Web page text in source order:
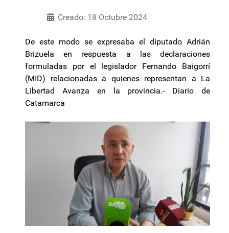
Creado: 18 Octubre 2024
De este modo se expresaba el diputado Adrián
Brizuela en respuesta a las declaraciones
formuladas por el legislador Fernando Baigorrí
(MID) relacionadas a quienes representan a La
Libertad Avanza en la provincia.- Diario de
Catamarca